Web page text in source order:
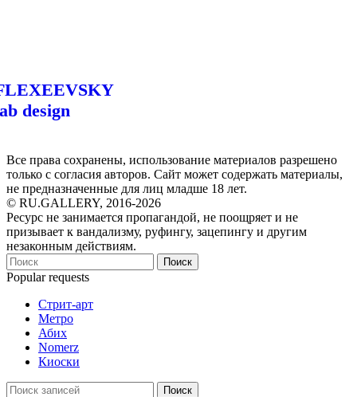
design
Все права сохранены, использование материалов разрешено
только с согласия авторов. Сайт может содержать материалы,
не предназначенные для лиц младше 18 лет.
© RU.GALLERY, 2016-2026
Ресурс не занимается пропагандой, не поощряет и не
призывает к вандализму, руфингу, зацепингу и другим
незаконным действиям.
Поиск
Popular requests
Стрит-арт
Метро
Абих
Nomerz
Киоски
Поиск